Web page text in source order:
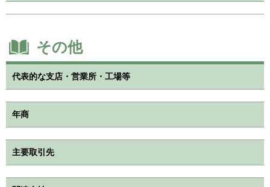
その他
代表的な支店・営業所・工場等
年商
主要取引先